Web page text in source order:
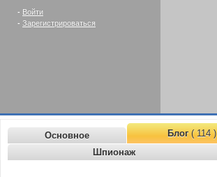
- Войти
- Зарегистрироваться
Основное Блог( 114 )
Шпионаж